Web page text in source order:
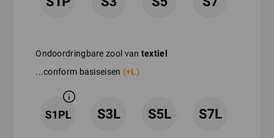
Ondoordringbare zool van textiel
...conform basiseisen (+L)